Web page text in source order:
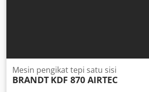
Mesin pengikat tepi satu sisi
BRANDT KDF 870 AIRTEC